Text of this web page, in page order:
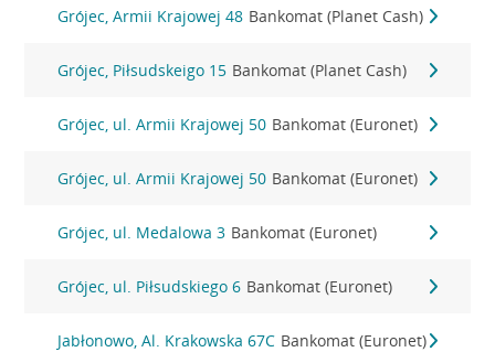
Grójec, Armii Krajowej 48 Bankomat (Planet Cash)
Grójec, Piłsudskeigo 15 Bankomat (Planet Cash)
Grójec, ul. Armii Krajowej 50 Bankomat (Euronet)
Grójec, ul. Armii Krajowej 50 Bankomat (Euronet)
Grójec, ul. Medalowa 3 Bankomat (Euronet)
Grójec, ul. Piłsudskiego 6 Bankomat (Euronet)
Jabłonowo, Al. Krakowska 67C Bankomat (Euronet)